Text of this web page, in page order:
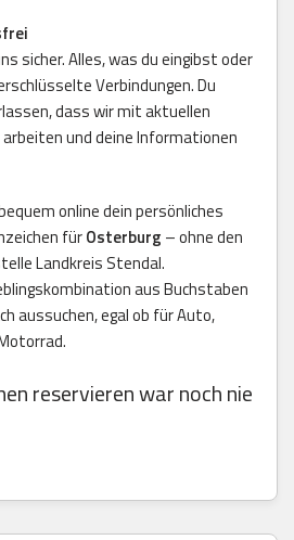
sicher. Alles, was du eingibst oder
Verbindungen. Du
dass wir mit aktuellen
und deine Informationen
online dein persönliches
fürOsterburg – ohne den
Landkreis Stendal.
aus Buchstaben
aussuchen, egal ob für Auto,
reservieren war noch nie